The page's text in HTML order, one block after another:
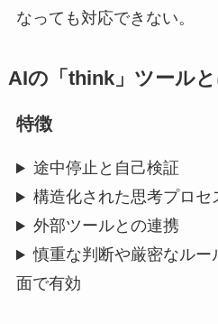
なっても対応できない。
AIの「think」ツールと
特徴
途中停止と自己検証
構造化された思考プロセ
外部ツールとの連携
慎重な判断や厳密なル
面で有効